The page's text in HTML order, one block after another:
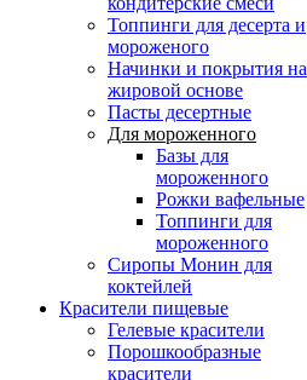
Топпинги для десерта и
мороженого
Начинки и покрытия на
жировой основе
Пасты десертные
Для мороженного
Базы для
мороженного
Рожки вафельные
Топпинги для
мороженного
Сиропы Монин для
коктейлей
Красители пищевые
Гелевые красители
Порошкообразные
красители